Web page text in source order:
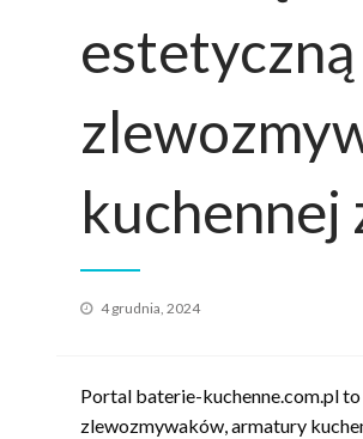
kuchennej
Opublikowane
4 grudnia, 2024
Portal baterie-kuchenne.com.pl
zlewozmywaków, armatury